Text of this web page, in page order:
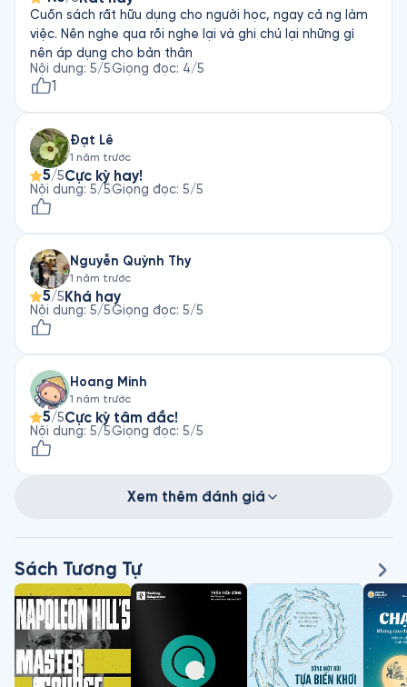
Cuốn sách rất hữu dụng cho người học, ngay cả ng làm
việc. Nên nghe qua rồi nghe lại và ghi chú lại những gì
nên áp dụng cho bản thân
Nội dung: 5/5Giọng đọc: 4/5
1
Đạt Lê
1 năm trước
5/5Cực kỳ hay!
Nội dung: 5/5Giọng đọc: 5/5
Nguyễn Quỳnh Thy
1 năm trước
5/5 Khá hay
Nội dung: 5/5Giọng đọc: 5/5
Hoang Minh
1 năm trước
5/5Cực kỳ tâm đắc!
Nội dung: 5/5Giọng đọc: 5/5
Xem thêm đánh giá
Sách Tương Tự